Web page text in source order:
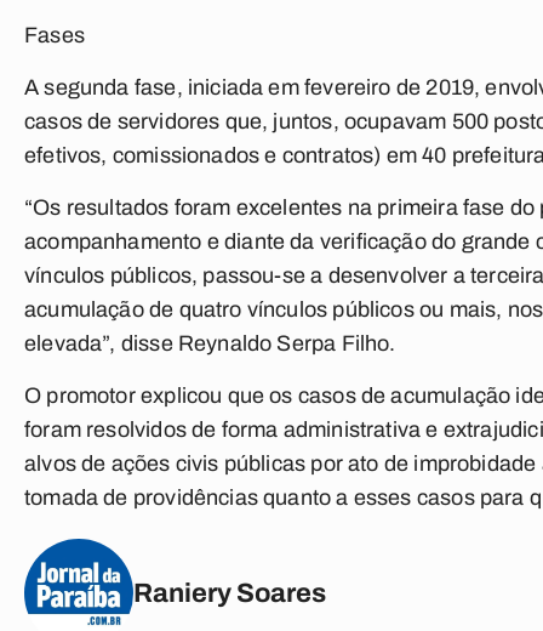
Fases
A segunda fase, iniciada em fevereiro de 2019,
casos de servidores que, juntos, ocupavam 500
efetivos, comissionados e contratos) em 40
“Os resultados foram excelentes na primeira fase
acompanhamento e diante da verificação do
vínculos públicos, passou-se a desenvolver a
acumulação de quatro vínculos públicos ou mais,
elevada”, disse Reynaldo Serpa Filho.
O promotor explicou que os casos de acumulação
foram resolvidos de forma administrativa e
alvos de ações civis públicas por ato de
tomada de providências quanto a esses casos para
Raniery Soares